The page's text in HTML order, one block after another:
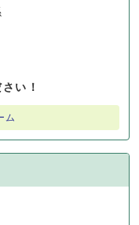
い！
ム